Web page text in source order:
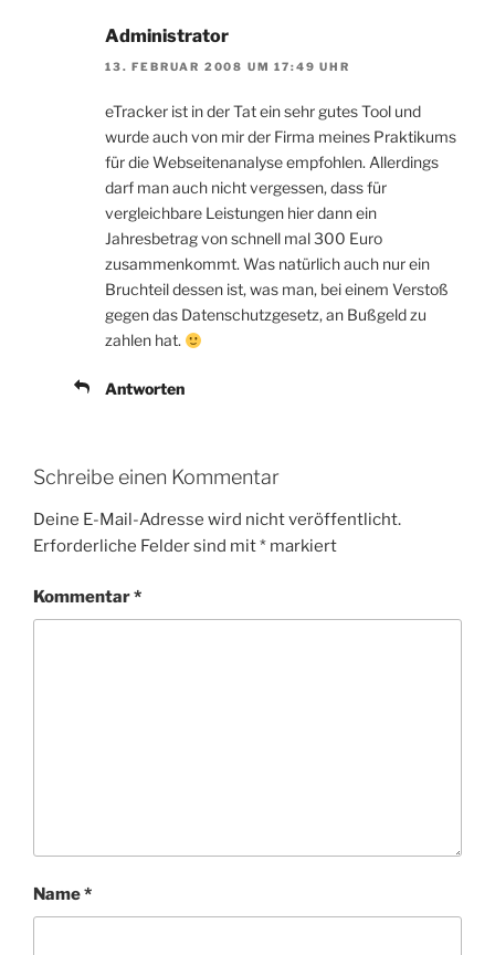
Administrator
13. FEBRUAR 2008 UM 17:49 UHR
eTracker ist in der Tat ein sehr gutes Tool und
wurde auch von mir der Firma meines Praktikums
für die Webseitenanalyse empfohlen. Allerdings
darf man auch nicht vergessen, dass für
vergleichbare Leistungen hier dann ein
Jahresbetrag von schnell mal 300 Euro
zusammenkommt. Was natürlich auch nur ein
Bruchteil dessen ist, was man, bei einem Verstoß
gegen das Datenschutzgesetz, an Bußgeld zu
zahlen hat.
Antworten
Schreibe einen Kommentar
Deine E-Mail-Adresse wird nicht veröffentlicht.
Erforderliche Felder sind mit* markiert
Kommentar*
Name*